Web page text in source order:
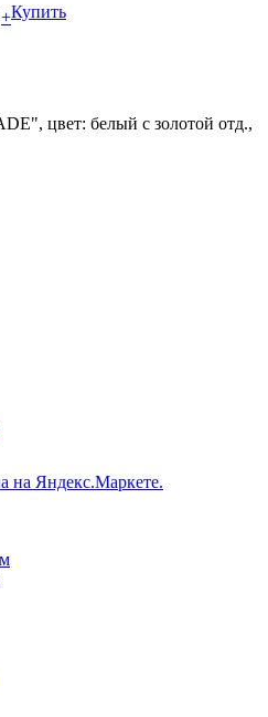
+Купить
цвет: белый с золотой отд.,